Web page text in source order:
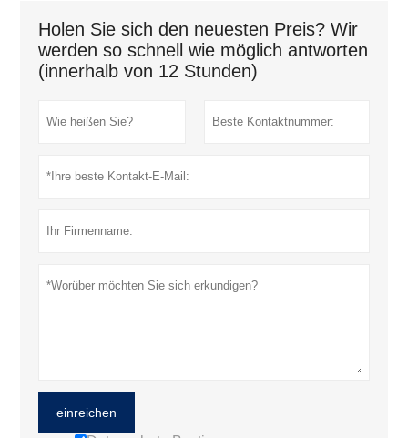
Holen Sie sich den neuesten Preis? Wir
werden so schnell wie möglich antworten
(innerhalb von 12 Stunden)
einreichen